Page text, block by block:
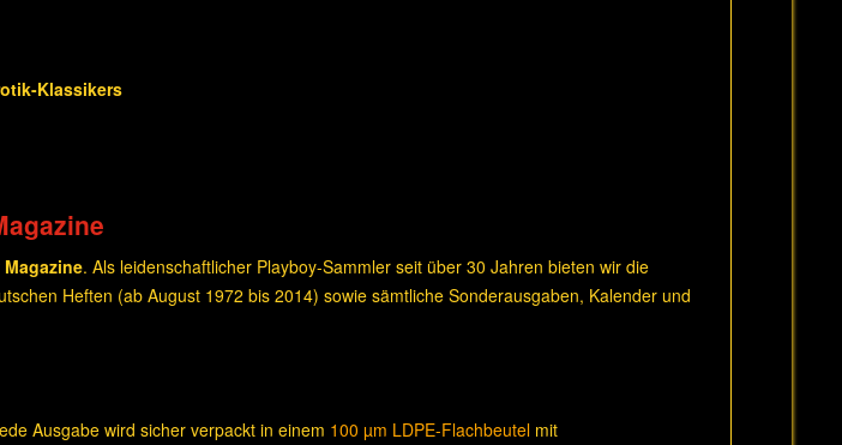
Klassikers
. Als leidenschaftlicher Playboy-Sammler seit über 30 Jahren bieten wir die
Heften (ab August 1972 bis 2014) sowie sämtliche Sonderausgaben, Kalender und
Ausgabe wird sicher verpackt in einem 100 µm LDPE-Flachbeutel mit